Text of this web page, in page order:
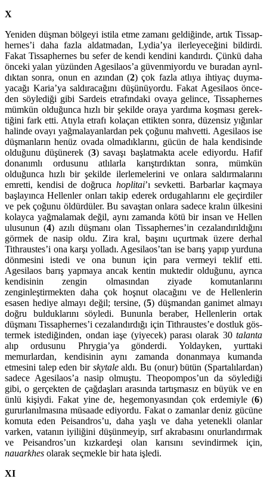
X
Yeniden düşman bölgeyi istila etme zamanı geldiğinde, artık Tissap­
hernes’i daha fazla aldatmadan, Lydia’ya ilerleyeceğini bil­dirdi.
Fakat Tissaphernes bu sefer de kendi kendini kandırdı. Çünkü daha
önceki yalan yüzünden Agesilaos’a güvenmiyordu ve buradan ayrıl­
dıktan sonra, onun en azından (2) çok fazla atlıya ihtiyaç duyma­
yacağı Ka­ria’ya saldıracağını düşünüyordu. Fakat Agesilaos önce­
den söylediği gibi Sardeis etrafındaki ovaya gelince, Tissapher­nes
mümkün oldu­ğunca hızlı bir şekilde oraya yardıma koşması gerek­
tiğini fark etti. Atıyla etrafı kolaçan ettikten sonra, düzensiz yığın­lar
halinde ovayı yağmala­yanlar­dan pek çoğunu mahvetti. Agesi­laos ise
düşmanların henüz ovada olmadıklarını, gücün de hala kendi­sinde
olduğunu düşü­nerek (3) savaşı başlat­makta acele ediyordu. Ha­fif
donanımlı ordu­sunu atlılarla karıştır­dıktan sonra, müm­kün
olduğunca hızlı bir şekilde ilerlemelerini ve onlara saldırmalarını
emretti, kendisi de doğruca hoplitai’ı sevketti. Barbarlar kaç­maya
başlayınca Hellenler onları takip ederek ordugahlarını ele geçirdiler
ve pek çoğunu öldürdüler. Bu savaştan onlara sadece kralın ülkesini
kolayca yağmalamak değil, aynı zamanda kötü bir insan ve Hellen
ulusunun (4) azılı düş­manı olan Tis­sap­hernes’in cezalandırıldığını
görmek de nasip oldu. Zira kral, başını uçurtmak üzere derhal
Tithraustes’i ona karşı yolladı. Agesi­laos’tan ise barış yapıp yurduna
dönmesini istedi ve ona bunun için para ver­meyi teklif etti.
Agesilaos barış yapmaya ancak kentin muktedir olduğunu, ayrıca
kendisi­nin zengin olmasından ziyade ko­mutanla­rını
zenginleştirmekten daha çok hoşnut olacağını ve de Hel­len­lerin
esasen hediye almayı değil; tersine, (5) düşmandan ganimet almayı
doğru bulduklarını söyledi. Bununla beraber, Hellen­lerin ortak
düşmanı Tissaphernes’i ceza­landırdığı için Tithraus­tes’e dostluk gös­
termek istediğinden, ondan iaşe (yiyecek) parası olarak 30 talanta
alıp ordusunu Phrygia’ya gönderdi. Yolday­ken, yurt­taki
memurlardan, kendisinin aynı zamanda do­nanmaya kumanda
etmesini talep eden bir skytalealdı. Bu (onur) bütün (Spartalılar­dan)
sadece Agesilaos’a nasip olmuştu. Theo­pompos’un da söylediği
gibi, o gerçekten de çağdaş­ları ara­sında tartışmasız en büyük ve en
ünlü kişiydi. Fakat yine de, hegemon­yasından çok erdemiyle (6)
gururlanılmasına mü­saade edi­yordu. Fakat o zamanlar deniz gücüne
komuta eden Peisan­dros’u, daha yaşlı ve daha yetenekli olan­lar
varken, vatanın iyiliğini düşünme­yip, sırf akrabasını onur­lan­dırmak
ve Peisan­dros’un kızkardeşi olan karısını sevindirmek için,
nauarkhes ola­rak seçmekle bir hata işledi.
XI